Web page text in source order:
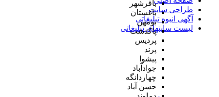
باقرشهر
باغستان
بومهن
پاکدشت
پردیس
پرند
پیشوا
جوادآباد
چهاردانگه
حسن آباد
طراحی سایت
آگهی انبوه تبلیغاتی
لیست سایتهای تبلیغاتی